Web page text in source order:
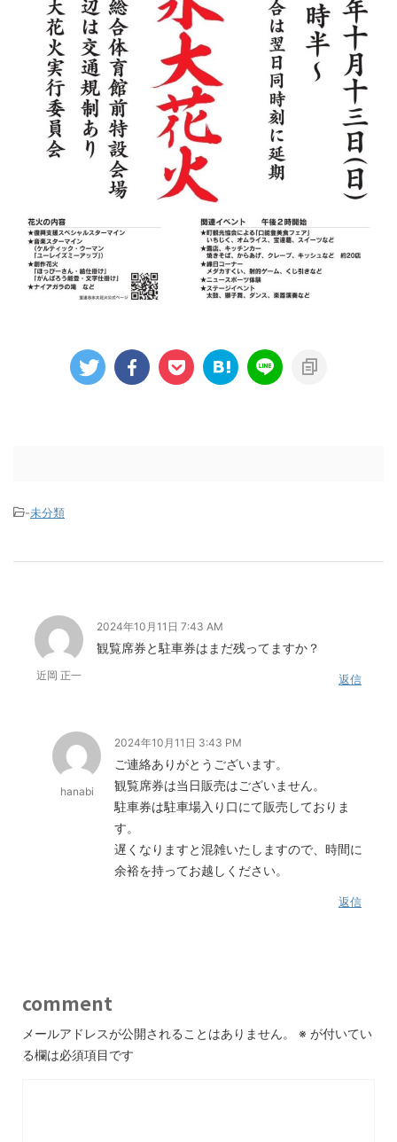
-未分類
近岡 正一
2024年10月11日 7:43 AM
観覧席券と駐車券はまだ残ってますか？
返信
hanabi
2024年10月11日 3:43 PM
ご連絡ありがとうございます。
観覧席券は当日販売はございません。
駐車券は駐車場入り口にて販売しておりま
す。
遅くなりますと混雑いたしますので、時間に
余裕を持ってお越しください。
返信
comment
メールアドレスが公開されることはありません。 ※ が付いてい
る欄は必須項目です